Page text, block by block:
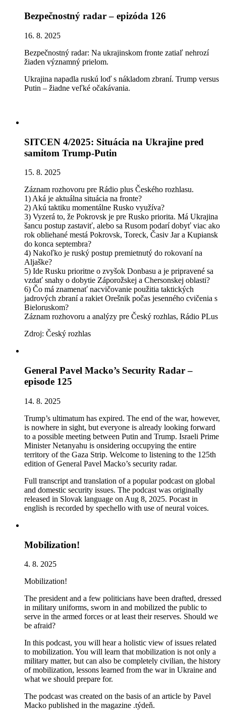
Bezpečnostný radar – epizóda 126
16. 8. 2025
Bezpečnostný radar: Na ukrajinskom fronte zatiaľ nehrozí
žiaden významný prielom.
Ukrajina napadla ruskú loď s nákladom zbraní. Trump versus
Putin – žiadne veľké očakávania.
SITCEN 4/2025: Situácia na Ukrajine pred
samitom Trump-Putin
15. 8. 2025
Záznam rozhovoru pre Rádio plus Českého rozhlasu.
1) Aká je aktuálna situácia na fronte?
2) Akú taktiku momentálne Rusko využíva?
3) Vyzerá to, že Pokrovsk je pre Rusko priorita. Má Ukrajina
šancu postup zastaviť, alebo sa Rusom podarí dobyť viac ako
rok obliehané mestá Pokrovsk, Toreck, Časiv Jar a Kupiansk
do konca septembra?
4) Nakoľko je ruský postup premietnutý do rokovaní na
Aljaške?
5) Ide Rusku prioritne o zvyšok Donbasu a je pripravené sa
vzdať snahy o dobytie Záporožskej a Chersonskej oblasti?
6) Čo má znamenať nacvičovanie použitia taktických
jadrových zbraní a rakiet Orešnik počas jesenného cvičenia s
Bieloruskom?
Záznam rozhovoru a analýzy pre Český rozhlas, Rádio PLus
Zdroj: Český rozhlas
General Pavel Macko’s Security Radar –
episode 125
14. 8. 2025
Trump’s ultimatum has expired. The end of the war, however,
is nowhere in sight, but everyone is already looking forward
to a possible meeting between Putin and Trump. Israeli Prime
Minister Netanyahu is onsidering occupying the entire
territory of the Gaza Strip. Welcome to listening to the 125th
edition of General Pavel Macko’s security radar.
Full transcript and translation of a popular podcast on global
and domestic security issues. The podcast was originally
released in Slovak language on Aug 8, 2025. Pocast in
english is recorded by spechello with use of neural voices.
Mobilization!
4. 8. 2025
Mobilization!
The president and a few politicians have been drafted, dressed
in military uniforms, sworn in and mobilized the public to
serve in the armed forces or at least their reserves. Should we
be afraid?
In this podcast, you will hear a holistic view of issues related
to mobilization. You will learn that mobilization is not only a
military matter, but can also be completely civilian, the history
of mobilization, lessons learned from the war in Ukraine and
what we should prepare for.
The podcast was created on the basis of an article by Pavel
Macko published in the magazine .týdeň.